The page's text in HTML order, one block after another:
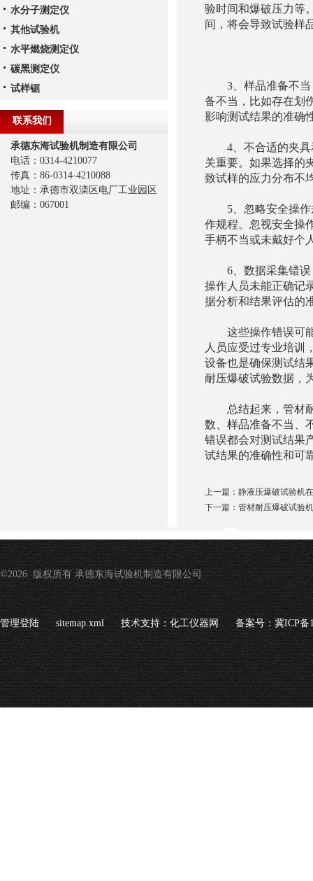
验时间和爆破压力等
间，将会导致试验样
3、样品准备不当
备不当，比如存在划
影响测试结果的准确
4、不合适的夹具
关重要。如果选择的
致试样的应力分布不
5、忽略安全操作
作规程。忽视安全操
手柄不当或未戴好个
6、数据采集错误
操作人员未能正确记
据分析和结果评估的
这些操作错误可能
人员应受过专业培训
设备也是确保测试结
耐压爆破试验数据，
总结起来，管材耐
数、样品准备不当、
错误都会对测试结果
试结果的准确性和可
上一篇： 静液压爆破试验机
下一篇： 管材耐压爆破试验
水分子测定仪
其他试验机
水平燃烧测定仪
碳黑测定仪
试样锯
联系我们
承德东海试验机制造有限公司
电话：0314-4210077
传真：86-0314-4210088
地址：承德市双滦区电厂工业园区
邮编：067001
©2026 版权所有 承德东海试验机制造有限公司
管理登陆 sitemap.xml 技术支持：化工仪器网 备案号：冀ICP备